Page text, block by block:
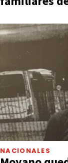
NACIONALES